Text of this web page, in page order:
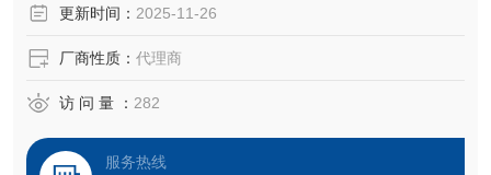
更新时间： 2025-11-26
厂商性质： 代理商
访 问 量 ： 282
服务热线